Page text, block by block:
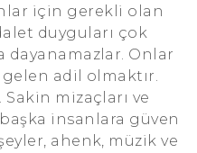
için gerekli olan
duyguları çok
dayanamazlar. Onlar
adil olmaktır.
Sakin mizaçları ve
başka insanlara güven
ahenk, müzik ve